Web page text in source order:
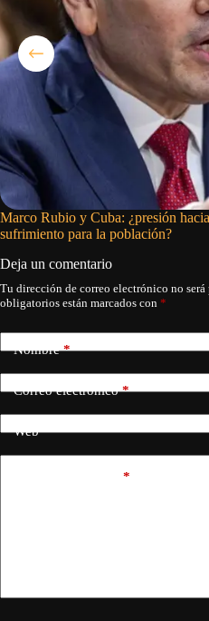
Marco Rubio y Cuba: ¿presión
sufrimiento para la población?
Deja un comentario
Tu dirección de correo electrónico no será
obligatorios están marcados con *
Nombre*
Correo electrónico*
Web
*